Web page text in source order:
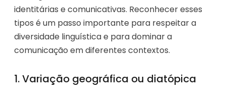
identitárias e comunicativas. Reconhecer esses
tipos é um passo importante para respeitar a
diversidade linguística e para dominar a
comunicação em diferentes contextos.
1. Variação geográfica ou diatópica